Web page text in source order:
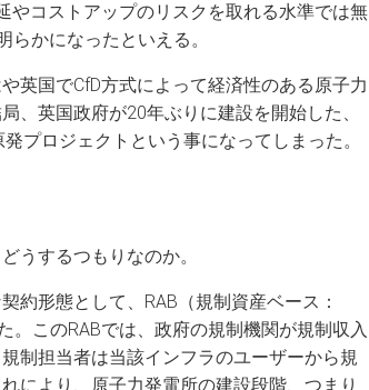
やコストアップのリスクを取れる水準では無
かになったといえる。
英国でCfD方式によって経済性のある原子力
、英国政府が20年ぶりに建設を開始した、
プロジェクトという事になってしまった。
うするつもりなのか。
約形態として、RAB（規制資産ベース：
。このRABでは、政府の規制機関が規制収入
制担当者は当該インフラのユーザーから規
により、原子力発電所の建設段階、つまり